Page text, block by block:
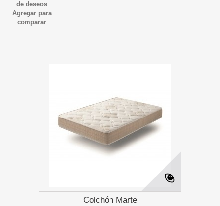
de deseos
Agregar para
comparar
Colchón Marte